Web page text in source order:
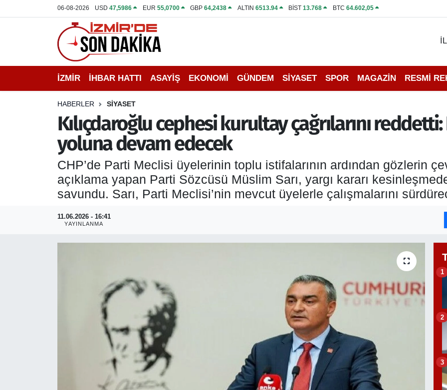
06-08-2026 USD47,5986 EUR 55,0700 GBP64,2438 ALTIN 6513.94 BİST13.768 BTC 64.602,05
İZMİR İHBAR HATTI ASAYİŞ EKONOMİ GÜNDEM SİYASET SPOR MAGAZİN RESMİ
HABERLER SİYASET
Kılıçdaroğlu cephesi kurultay çağrılarını
yoluna devam edecek
CHP’de Parti Meclisi üyelerinin toplu istifalarının ardından gözlerin
açıklama yapan Parti Sözcüsü Müslim Sarı, yargı kararı
savundu. Sarı, Parti Meclisi’nin mevcut üyelerle çalışmalarını
11.06.2026 - 16:41
YAYINLANMA
1
2
3
İHBAR HATTI
DEPREM
EKONOMİ
SİYASET
ASAYİŞ
RESMİ REKLAM
İzmir Nöbetçi Eczaneler
İzmir Hava Durumu
İzmir Namaz Vakitleri
İzmir Trafik Yoğunluk Haritası
Puan Durumu ve Fikstür
Tüm Manşetler
Son Dakika Haberleri
Haber Arşivi